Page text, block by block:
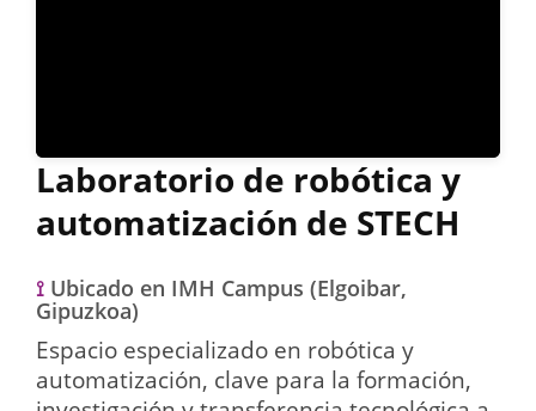
Laboratorio de robótica y
automatización de STECH
⟟ Ubicado en IMH Campus (Elgoibar,
Gipuzkoa)
Espacio especializado en robótica y
automatización, clave para la formación,